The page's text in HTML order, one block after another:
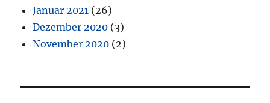
Januar 2021 (26)
Dezember 2020 (3)
November 2020 (2)